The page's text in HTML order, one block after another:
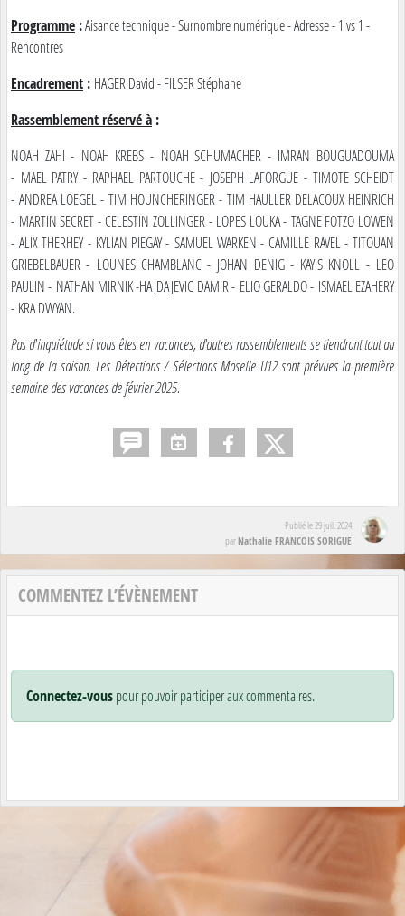
Programme :Aisance technique - Surnombre numérique - Adresse - 1 vs 1 -
Rencontres
Encadrement : HAGER David - FILSER Stéphane
Rassemblement réservé à :
NOAH ZAHI - NOAH KREBS - NOAH SCHUMACHER - IMRAN BOUGUADOUMA
- MAEL PATRY - RAPHAEL PARTOUCHE - JOSEPH LAFORGUE - TIMOTE SCHEIDT
- ANDREA LOEGEL - TIM HOUNCHERINGER - TIM HAULLER DELACOUX HEINRICH
- MARTIN SECRET - CELESTIN ZOLLINGER - LOPES LOUKA - TAGNE FOTZO LOWEN
- ALIX THERHEY - KYLIAN PIEGAY - SAMUEL WARKEN - CAMILLE RAVEL - TITOUAN
GRIEBELBAUER - LOUNES CHAMBLANC - JOHAN DENIG - KAYIS KNOLL - LEO
PAULIN - NATHAN MIRNIK -HAJDAJEVIC DAMIR - ELIO GERALDO - ISMAEL EZAHERY
- KRA DWYAN.
Pas d'inquiétude si vous êtes en vacances, d'autres rassemblements se tiendront tout au
long de la saison. Les Détections / Sélections Moselle U12 sont prévues la première
semaine des vacances de février 2025.
Publié le29 juil. 2024
parNathalie FRANCOIS SORIGUE
COMMENTEZ L’ÉVÈNEMENT
Connectez-vouspour pouvoir participer aux commentaires.